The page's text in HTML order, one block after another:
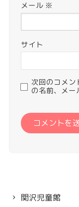
メール ※
サイト
次回のコメン
の名前、メー
関沢児童館